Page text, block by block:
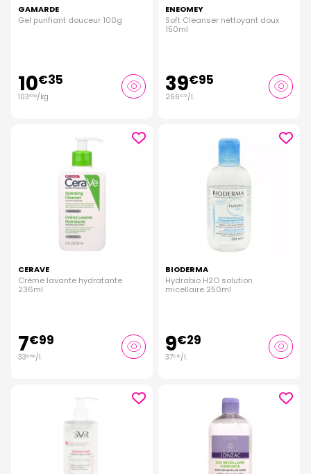
GAMARDE
Gel purifiant douceur 100g
10€35
103€50/kg
ENEOMEY
Soft Cleanser nettoyant doux
150ml
39€95
266€33/l.
CERAVE
Crème lavante hydratante
236ml
7€99
33€86/l.
BIODERMA
Hydrabio H2O solution
micellaire 250ml
9€29
37€ 16/l.